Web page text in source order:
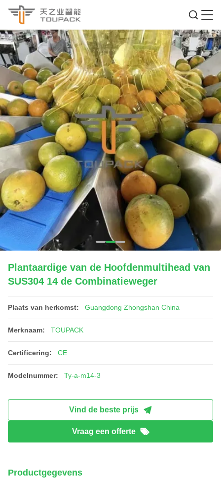
Plantaardige van de Hoofdenmultihead van
SUS304 14 de Combinatieweger
Plaats van herkomst: Guangdong Zhongshan China
Merknaam: TOUPACK
Certificering: CE
Modelnummer: Ty-a-m14-3
Vind de beste prijs
Vraag een offerte
Productgegevens